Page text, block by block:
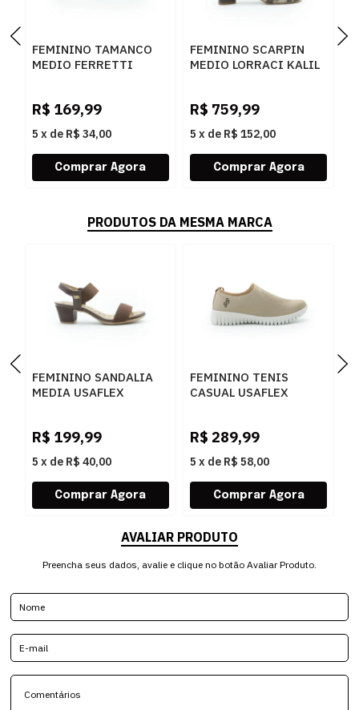
FEMININO TAMANCO
MEDIO FERRETTI
R$ 169,99
5 x de R$ 34,00
FEMININO SCARPIN
MEDIO LORRACI KALIL
R$ 759,99
5 x de R$ 152,00
PRODUTOS DA MESMA MARCA
FEMININO SANDALIA
MEDIA USAFLEX
R$ 199,99
5 x de R$ 40,00
FEMININO TENIS
CASUAL USAFLEX
R$ 289,99
5 x de R$ 58,00
AVALIAR PRODUTO
Preencha seus dados, avalie e clique no botão Avaliar Produto.